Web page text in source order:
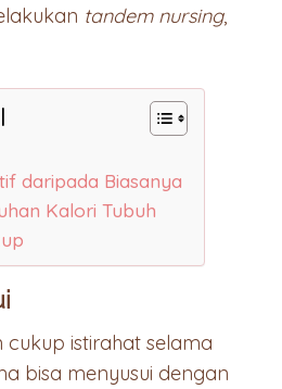
tandem nursing,
daripada Biasanya
Kalori Tubuh
istirahat selama
bisa menyusui dengan